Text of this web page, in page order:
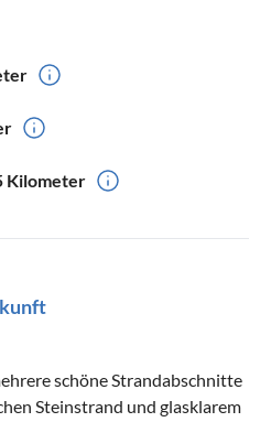
Kilometer
schöne Strandabschnitte
Steinstrand und glasklarem